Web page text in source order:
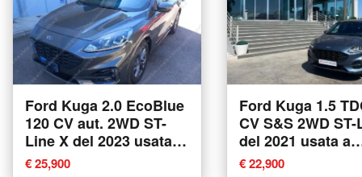
Ford Kuga 2.0 EcoBlue
120 CV aut. 2WD ST-
Line X del 2023 usata a
Tricase
€ 25,900
Ford Kuga 1.5
CV S&S 2WD
del 2021 usata a
Tricase
€ 22,900